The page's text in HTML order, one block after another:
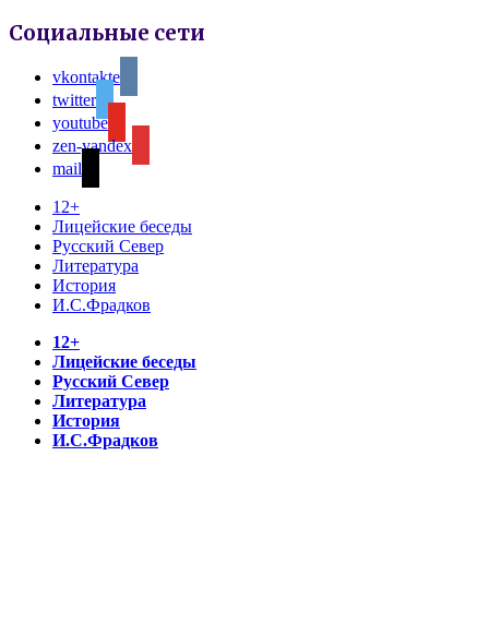
Социальные сети
vkontakte
twitter
youtube
zen-yandex
mail
12+
Лицейские беседы
Русский Север
Литература
История
И.С.Фрадков
12+
Лицейские беседы
Русский Север
Литература
История
И.С.Фрадков